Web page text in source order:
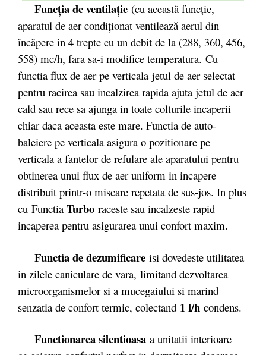
Funcţia de ventilaţie (cu această funcţie,
aparatul de aer condiţionat ventilează aerul din
încăpere in 4 trepte cu un debit de la (288, 360, 456,
558) mc/h, fara sa-i modifice temperatura. Cu
functia flux de aer pe verticala jetul de aer selectat
pentru racirea sau incalzirea rapida ajuta jetul de aer
cald sau rece sa ajunga in toate colturile incaperii
chiar daca aceasta este mare. Functia de auto-
baleiere pe verticala asigura o pozitionare pe
verticala a fantelor de refulare ale aparatului pentru
obtinerea unui flux de aer uniform in incapere
distribuit printr-o miscare repetata de sus-jos. In plus
cu Functia Turbo raceste sau incalzeste rapid
incaperea pentru asigurarea unui confort maxim.
Functia de dezumificare isi dovedeste utilitatea
in zilele caniculare de vara, limitand dezvoltarea
microorganismelor si a mucegaiului si marind
senzatia de confort termic, colectand 1 l/h condens.
Functionarea silentioasa a unitatii interioare